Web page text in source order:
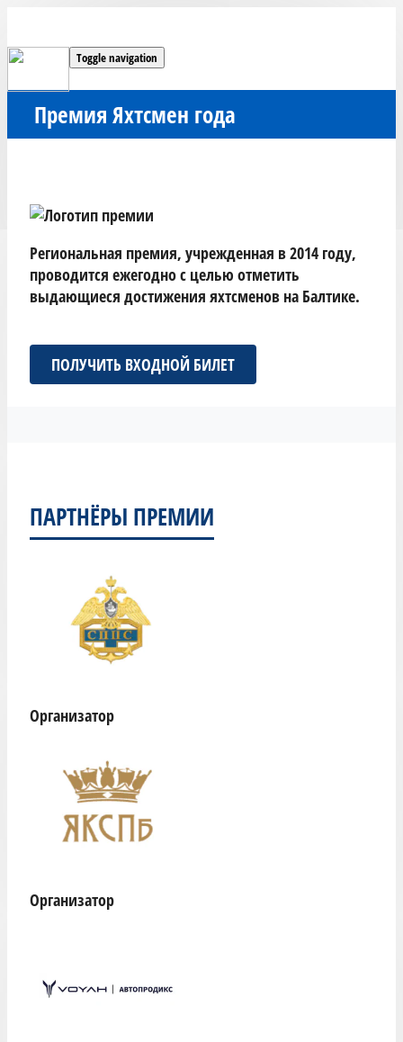
Toggle navigation
Премия Яхтсмен года
Региональная премия, учрежденная в 2014 году,
проводится ежегодно с целью отметить
выдающиеся достижения яхтсменов на Балтике.
ПОЛУЧИТЬ ВХОДНОЙ БИЛЕТ
ПАРТНЁРЫ ПРЕМИИ
Организатор
Организатор